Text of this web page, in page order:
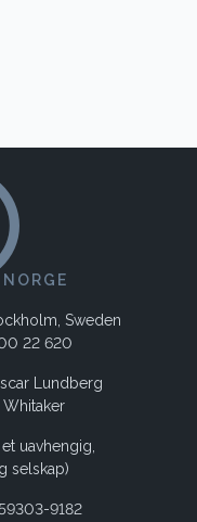
Sweden
22 620
Lundberg
Whitaker
uavhengig,
selskap)
9182